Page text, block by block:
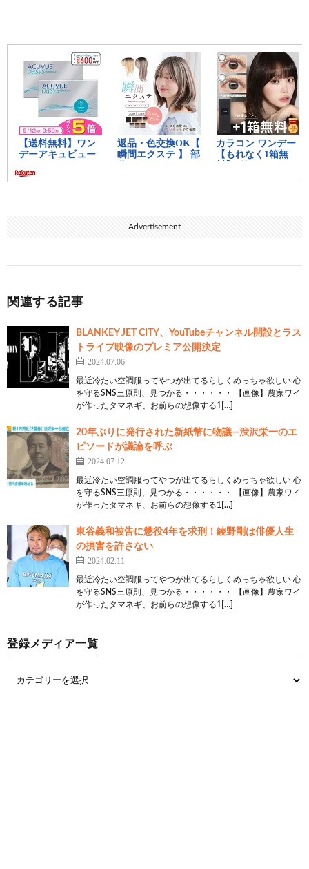
Advertisement
関連する記事
BLANKEY JET CITY、YouTubeチャンネル開設とラス
トライブ映像のプレミア公開決定
2024.07.06
最近冷たい空調服ってやつが出てるらしくめっちゃ欲しい 心
を守るSNS三原則、見つかる・・・・・・ 【画像】農家ワイ
が作ったタマネギ、お前らの想像する1[…]
20年ぶりに発行された新紙幣に物議—渋沢栄一のエ
ピソードが議論を呼ぶ
2024.07.12
最近冷たい空調服ってやつが出てるらしくめっちゃ欲しい 心
を守るSNS三原則、見つかる・・・・・・ 【画像】農家ワイ
が作ったタマネギ、お前らの想像する1[…]
東谷義和被告に懲役4年を求刑！綾野剛は俳優人生
の損害を許さない
2024.02.11
最近冷たい空調服ってやつが出てるらしくめっちゃ欲しい 心
を守るSNS三原則、見つかる・・・・・・ 【画像】農家ワイ
が作ったタマネギ、お前らの想像する1[…]
登録メディア一覧